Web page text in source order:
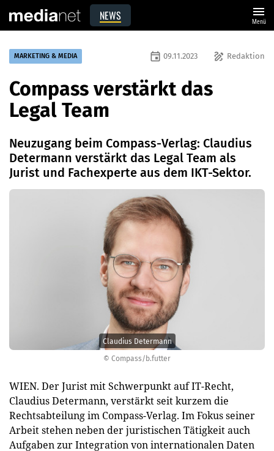
NEWS menu
Menü
© Compass/b.futter
Claudius Determann
MARKETING & MEDIA draw Redaktion
event 09.11.2023
Compass verstärkt das
Legal Team
Neuzugang beim Compass-Verlag: Claudius
Determann verstärkt das Legal Team als
Jurist und Fachexperte aus dem IKT-Sektor.
WIEN. Der Jurist mit Schwerpunkt auf IT-Recht,
Claudius Determann, verstärkt seit kurzem die
Rechtsabteilung im Compass-Verlag. Im Fokus seiner
Arbeit stehen neben der juristischen Tätigkeit auch
Aufgaben zur Integration von internationalen Daten